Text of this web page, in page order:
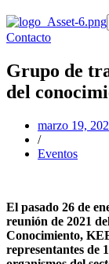
Contacto
Grupo de
del
marzo 19,
/
Eventos
El pasado 26 de
reunión de 2021
Conocimiento,
representantes de